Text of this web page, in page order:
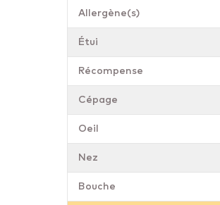
Allergène(s)
Étui
Récompense
Cépage
Oeil
Nez
Bouche